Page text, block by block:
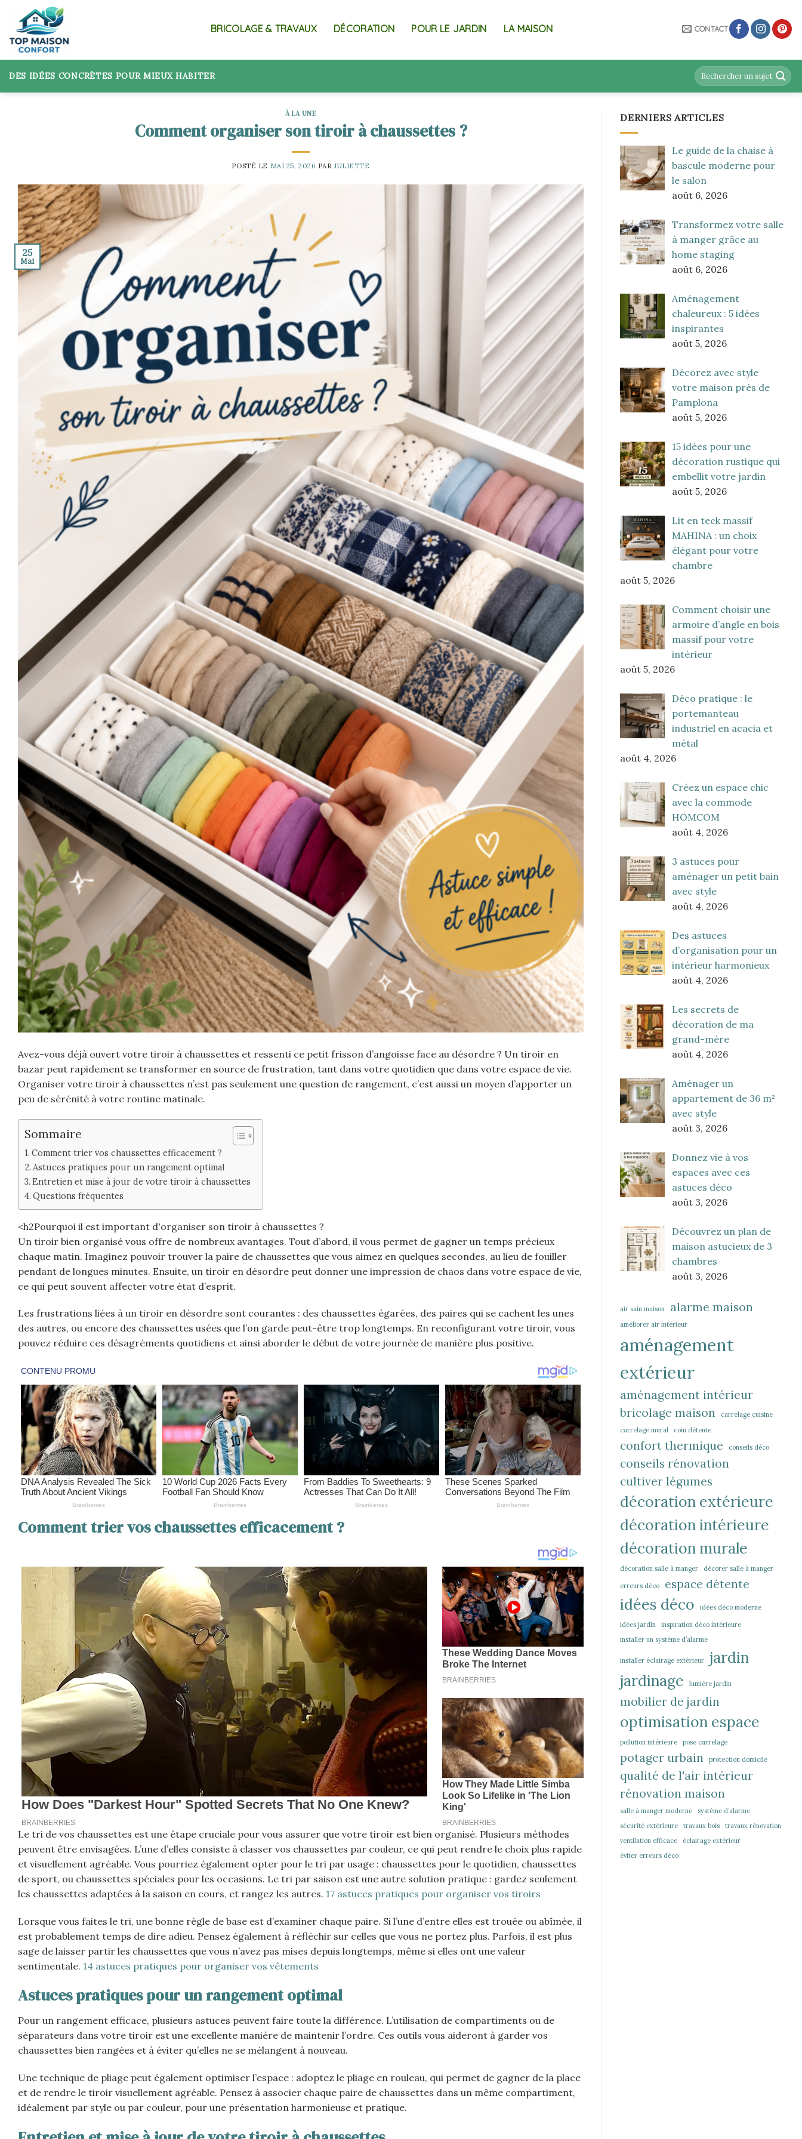
content
BRICOLAGE & TRAVAUX DÉCORATION POUR LE JARDIN LA MAISON CONTACT
DES IDÉES CONCRÈTES POUR MIEUX HABITER
À LA UNE
Comment organiser son tiroir à chaussettes ?
POSTÉ LE MAI 25, 2026 PARJULIETTE
25
Mai
Avez-vous déjà ouvert votre tiroir à chaussettes et ressenti ce petit frisson d’angoisse face au désordre ? Un tiroir en
bazar peut rapidement se transformer en source de frustration, tant dans votre quotidien que dans votre espace de vie.
Organiser votre tiroir à chaussettes n’est pas seulement une question de rangement, c’est aussi un moyen d’apporter un
peu de sérénité à votre routine matinale.
Sommaire
Comment trier vos chaussettes efficacement ?
Astuces pratiques pour un rangement optimal
Entretien et mise à jour de votre tiroir à chaussettes
Questions fréquentes
<h2Pourquoi il est important d'organiser son tiroir à chaussettes ?
Un tiroir bien organisé vous offre de nombreux avantages. Tout d’abord, il vous permet de gagner un temps précieux
chaque matin. Imaginez pouvoir trouver la paire de chaussettes que vous aimez en quelques secondes, au lieu de fouiller
pendant de longues minutes. Ensuite, un tiroir en désordre peut donner une impression de chaos dans votre espace de vie,
ce qui peut souvent affecter votre état d’esprit.
Les frustrations liées à un tiroir en désordre sont courantes : des chaussettes égarées, des paires qui se cachent les unes
des autres, ou encore des chaussettes usées que l’on garde peut-être trop longtemps. En reconfigurant votre tiroir, vous
pouvez réduire ces désagréments quotidiens et ainsi aborder le début de votre journée de manière plus positive.
Comment trier vos chaussettes efficacement ?
Le tri de vos chaussettes est une étape cruciale pour vous assurer que votre tiroir est bien organisé. Plusieurs méthodes
peuvent être envisagées. L’une d’elles consiste à classer vos chaussettes par couleur, ce qui peut rendre le choix plus rapide
et visuellement agréable. Vous pourriez également opter pour le tri par usage : chaussettes pour le quotidien, chaussettes
de sport, ou chaussettes spéciales pour les occasions. Le tri par saison est une autre solution pratique : gardez seulement
les chaussettes adaptées à la saison en cours, et rangez les autres. 17 astuces pratiques pour organiser vos tiroirs
Lorsque vous faites le tri, une bonne règle de base est d’examiner chaque paire. Si l’une d’entre elles est trouée ou abîmée, il
est probablement temps de dire adieu. Pensez également à réfléchir sur celles que vous ne portez plus. Parfois, il est plus
sage de laisser partir les chaussettes que vous n’avez pas mises depuis longtemps, même si elles ont une valeur
sentimentale. 14 astuces pratiques pour organiser vos vêtements
Astuces pratiques pour un rangement optimal
Pour un rangement efficace, plusieurs astuces peuvent faire toute la différence. L’utilisation de compartiments ou de
séparateurs dans votre tiroir est une excellente manière de maintenir l’ordre. Ces outils vous aideront à garder vos
chaussettes bien rangées et à éviter qu’elles ne se mélangent à nouveau.
Une technique de pliage peut également optimiser l’espace : adoptez le pliage en rouleau, qui permet de gagner de la place
et de rendre le tiroir visuellement agréable. Pensez à associer chaque paire de chaussettes dans un même compartiment,
idéalement par style ou par couleur, pour une présentation harmonieuse et pratique.
DERNIERS ARTICLES
Le guide de la chaise à
bascule moderne pour
le salon
août 6, 2026
Transformez votre salle
à manger grâce au
home staging
août 6, 2026
Aménagement
chaleureux : 5 idées
inspirantes
août 5, 2026
Décorez avec style
votre maison près de
Pamplona
août 5, 2026
15 idées pour une
décoration rustique qui
embellit votre jardin
août 5, 2026
Lit en teck massif
MAHINA : un choix
élégant pour votre
chambre
août 5, 2026
Comment choisir une
armoire d’angle en bois
massif pour votre
intérieur
août 5, 2026
Déco pratique : le
portemanteau
industriel en acacia et
métal
août 4, 2026
Créez un espace chic
avec la commode
HOMCOM
août 4, 2026
3 astuces pour
aménager un petit bain
avec style
août 4, 2026
Des astuces
d’organisation pour un
intérieur harmonieux
août 4, 2026
Les secrets de
décoration de ma
grand-mère
août 4, 2026
Aménager un
appartement de 36 m²
avec style
août 3, 2026
Donnez vie à vos
espaces avec ces
astuces déco
août 3, 2026
Découvrez un plan de
maison astucieux de 3
chambres
août 3, 2026
air sain maison alarme maison
améliorer air intérieur
aménagement
extérieur
aménagement intérieur
bricolage maison
carrelage cuisine
carrelage mural
coin détente
confort thermique conseils déco
conseils rénovation
cultiver légumes
décoration extérieure
décoration intérieure
décoration murale
décoration salle à manger décorer salle à manger
erreurs déco espace détente
idées déco idées déco moderne
idées jardin
inspiration déco intérieure
installer un système d’alarme
installer éclairage extérieur
jardin
jardinage
lumière jardin
mobilier de jardin
optimisation espace
pollution intérieure pose carrelage
potager urbain protection domicile
qualité de l'air intérieur
rénovation maison
salle à manger moderne
système d’alarme
sécurité extérieure
travaux bois
travaux rénovation
ventilation efficace
éclairage extérieur
éviter erreurs déco